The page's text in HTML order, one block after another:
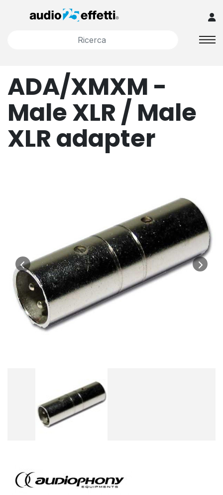
ADA/XMXM -
Male XLR / Male
XLR adapter